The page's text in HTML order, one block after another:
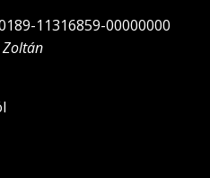
11316859-00000000
Zoltán